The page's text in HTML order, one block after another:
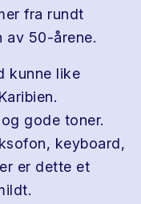
fra rundt
av 50-årene.
kunne like
gode toner.
keyboard,
er dette et